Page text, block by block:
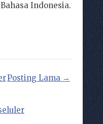
Indonesia.
Posting Lama →